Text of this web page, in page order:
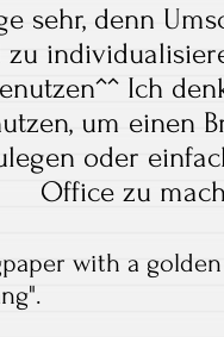
sehr, denn
zu
Ich
um einen
oder
Office zu